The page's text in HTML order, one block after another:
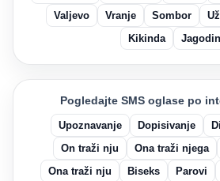
Valjevo
Vranje Sombor
Kikinda
Pogledajte SMS oglase po
Upoznavanje Dopisivanje
On traži nju
Ona traži njega
Ona traži nju
Biseks Parovi